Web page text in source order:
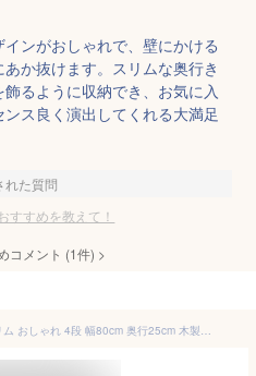
ンがおしゃれで、壁にかける
か抜けます。スリムな奥行き
るように収納でき、お気に入
ス良く演出してくれる大満足
れた質問
すすめを教えて！
コメント (1件) >
サンニード マガジンラック スリム おしゃれ 4段 幅80cm 奥行25cm 木製 コンクリート柄 ブラック MSR-7725-BKCON